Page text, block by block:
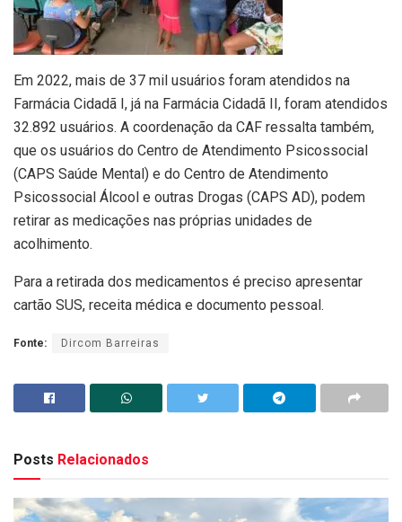
Em 2022, mais de 37 mil usuários foram atendidos na
Farmácia Cidadã I, já na Farmácia Cidadã II, foram atendidos
32.892 usuários. A coordenação da CAF ressalta também,
que os usuários do Centro de Atendimento Psicossocial
(CAPS Saúde Mental) e do Centro de Atendimento
Psicossocial Álcool e outras Drogas (CAPS AD), podem
retirar as medicações nas próprias unidades de
acolhimento.
Para a retirada dos medicamentos é preciso apresentar
cartão SUS, receita médica e documento pessoal.
Fonte: Dircom Barreiras
Posts Relacionados